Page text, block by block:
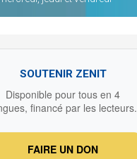
SOUTENIR ZENIT
Disponible pour tous en 4
financé par les lecteurs.
FAIRE UN DON